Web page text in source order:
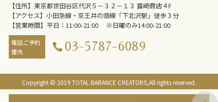
【住所】東京都世田谷区代沢５－３２－１３ 露崎商店４F
【アクセス】小田急線・京王井の頭線「下北沢駅」徒歩３分
【営業時間】平日：11:00-21:00 ※日曜のみ14:00-21:00
電話ご予約
優先
03-5787-6089
Copyright © 2019 TOTAL BARANCE CREATORS,All rights reserved.